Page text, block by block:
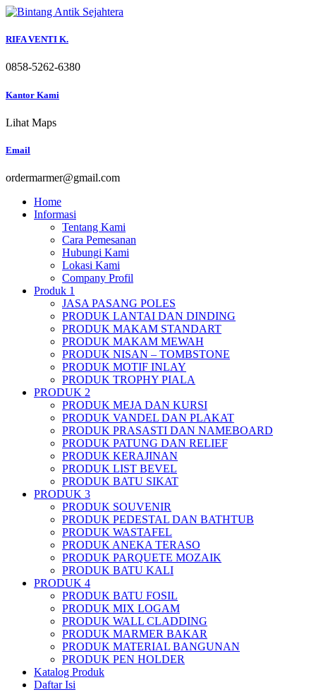
Skip
content
RIFA VENTI K.
0858-5262-6380
Kantor Kami
Lihat Maps
Email
ordermarmer@gmail.com
Home
Informasi
Tentang Kami
Cara Pemesanan
Hubungi Kami
Lokasi Kami
Company Profil
Produk 1
JASA PASANG POLES
PRODUK LANTAI DAN DINDING
PRODUK MAKAM STANDART
PRODUK MAKAM MEWAH
PRODUK NISAN – TOMBSTONE
PRODUK MOTIF INLAY
PRODUK TROPHY PIALA
PRODUK 2
PRODUK MEJA DAN KURSI
PRODUK VANDEL DAN PLAKAT
PRODUK PRASASTI DAN NAMEBOARD
PRODUK PATUNG DAN RELIEF
PRODUK KERAJINAN
PRODUK LIST BEVEL
PRODUK BATU SIKAT
PRODUK 3
PRODUK SOUVENIR
PRODUK PEDESTAL DAN BATHTUB
PRODUK WASTAFEL
PRODUK ANEKA TERASO
PRODUK PARQUETE MOZAIK
PRODUK BATU KALI
PRODUK 4
PRODUK BATU FOSIL
PRODUK MIX LOGAM
PRODUK WALL CLADDING
PRODUK MARMER BAKAR
PRODUK MATERIAL BANGUNAN
PRODUK PEN HOLDER
Katalog Produk
Daftar Isi